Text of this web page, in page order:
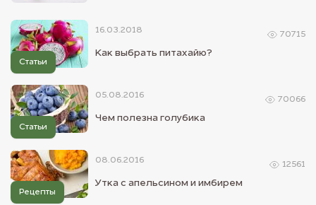
16.03.2018
Статьи
Как выбрать питахайю?
70715
05.08.2016
Статьи
Чем полезна голубика
70066
08.06.2016
Рецепты
Утка с апельсином и имбирем
12561